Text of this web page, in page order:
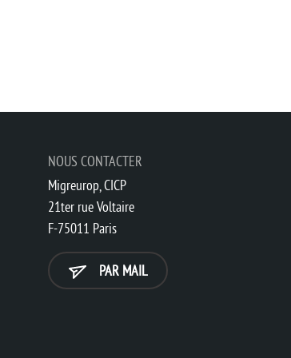
NOUS CONTACTER
Migreurop, CICP
21ter rue Voltaire
F-75011 Paris
PAR MAIL